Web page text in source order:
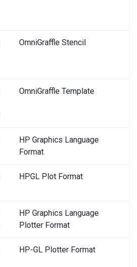
OmniGraffle Stencil
OmniGraffle Template
HP Graphics Language
Format
HPGL Plot Format
HP Graphics Language
Plotter Format
HP-GL Plotter Format